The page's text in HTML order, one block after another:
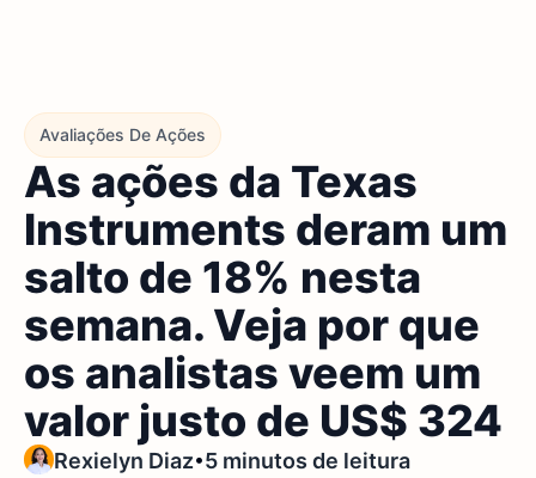
Avaliações De Ações
As ações da Texas
Instruments deram um
salto de 18% nesta
semana. Veja por que
os analistas veem um
valor justo de US$ 324
Rexielyn Diaz•5 minutos de leitura